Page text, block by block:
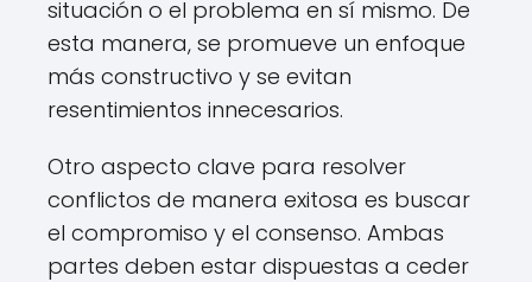
situación o el problema en sí mismo. De
esta manera, se promueve un enfoque
más constructivo y se evitan
resentimientos innecesarios.
Otro aspecto clave para resolver
conflictos de manera exitosa es buscar
el compromiso y el consenso. Ambas
partes deben estar dispuestas a ceder